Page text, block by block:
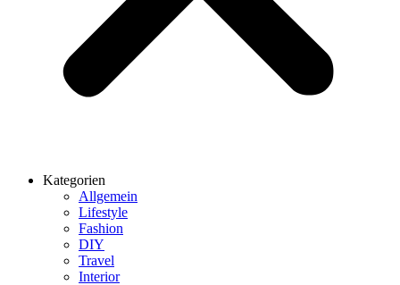
Kategorien
Allgemein
Lifestyle
Fashion
DIY
Travel
Interior